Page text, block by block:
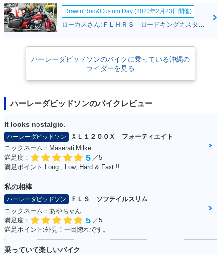
Drawin'Rod&Custom Day (2020年2月23日開催)
ローカスさん:ＦＬＨＲＳ ロードキングカスタム(ハーレーダビッドソン)
ハーレーダビッドソンのバイクに乗っている沖縄の
ライダーを見る
ハーレーダビッドソンのバイクレビュー
It looks nostalgic.
ハーレーダビッドソン
ＸＬ１２００Ｘ フォーティエイト
ニックネーム：Maserati Milke
満足度：
5 ／5
満足ポイント:Long , Low, Hard & Fast !!
私の相棒
ハーレーダビッドソン
ＦＬＳ ソフテイルスリム
ニックネーム：あやちゃん
満足度：
5 ／5
満足ポイント:外見！一目惚れです。
乗っていて楽しいバイク